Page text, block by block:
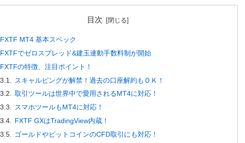
目次
FXTF MT4 基本スペック
FXTFでゼロスプレッド&建玉連動手数料制が開始
FXTFの特徴、注目ポイント！
スキャルピングが解禁！過去の口座解約もＯＫ！
取引ツールは世界中で愛用されるMT4に対応！
スマホツールもMT4に対応！
FXTF GXはTradingView内蔵！
ゴールドやビットコインのCFD取引にも対応！